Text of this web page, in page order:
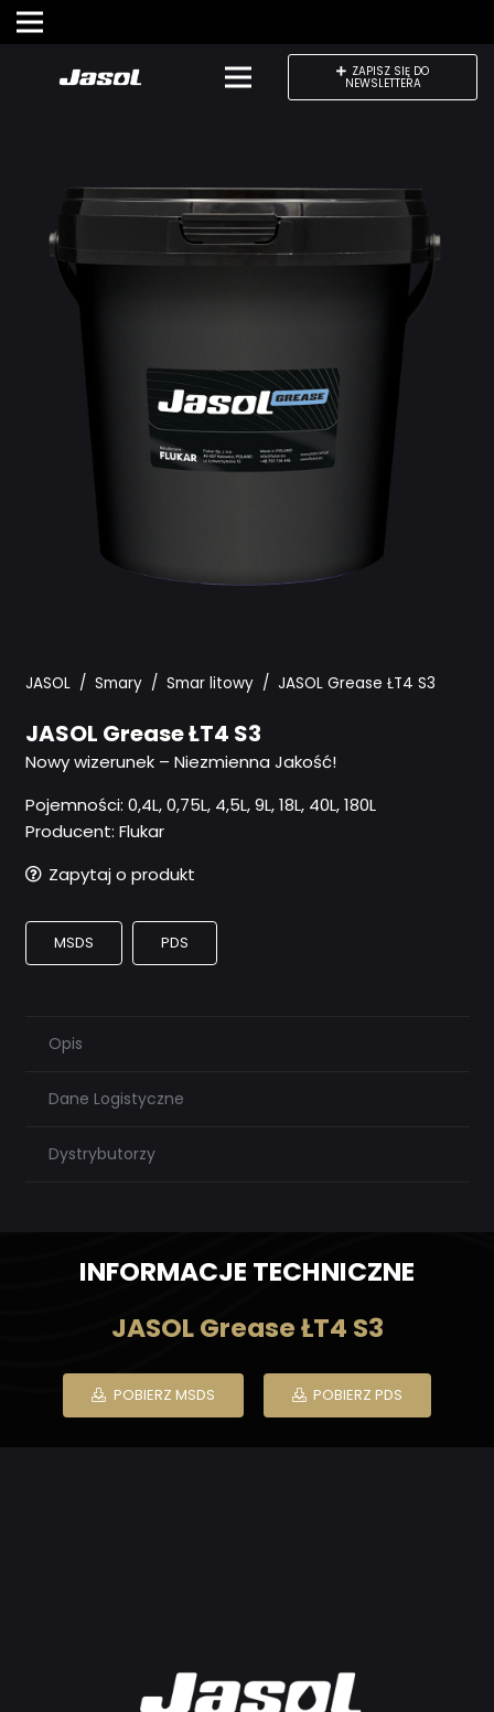
ZAPISZ SIĘ DO
NEWSLETTERA
JASOL / Smary / Smar litowy / JASOL Grease ŁT4 S3
JASOL Grease ŁT4 S3
Nowy wizerunek – Niezmienna Jakość!
Pojemności: 0,4L, 0,75L, 4,5L, 9L, 18L, 40L, 180L
Producent: Flukar
Zapytaj o produkt
MSDS PDS
Opis
Dane Logistyczne
Dystrybutorzy
INFORMACJE TECHNICZNE
JASOL Grease ŁT4 S3
POBIERZ MSDS POBIERZ PDS